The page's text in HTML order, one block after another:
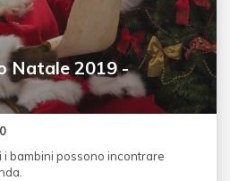
Natale 2019 -
i bambini possono incontrare